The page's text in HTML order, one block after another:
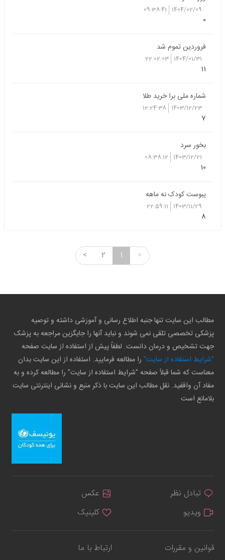
1404/02/09
09:38:41
0
فروردین تموم شد
1404/01/31
22:02:03
11
شماره ملی برا خرید طلا
1403/12/23
12:24:38
7
بخور سرد
1403/12/21
08:38:12
10
یبوست کودک نه ماهه
1403/11/29
22:59:11
8
>
1
2
<
مطالب این سایت تنها جنبه اطلاع رسانی و آموزشی داشته و توصیه
پزشکی تخصصی تلقی نمی شوند و نباید آنها را جایگزین مراجعه به پزشک
جهت تشخیص و درمان دانست. لطفاً پیش از استفاده از سایت صفحه
"شرایط استفاده از سایت" را مطالعه فرمایید. استفاده از این سایت بدان
معناست که شما قبلاً صفحه "شرایط استفاده از سایت" را مطالعه کرده و به
مفاد آن واقفید. نقل مطالب این سایت با ذکر منبع و نشانی اینترنتی سایت
بلامانع است
تبادل نظر
عکس
ویدیو
کلینیک
قوانین و مقررات ارتباط با ما